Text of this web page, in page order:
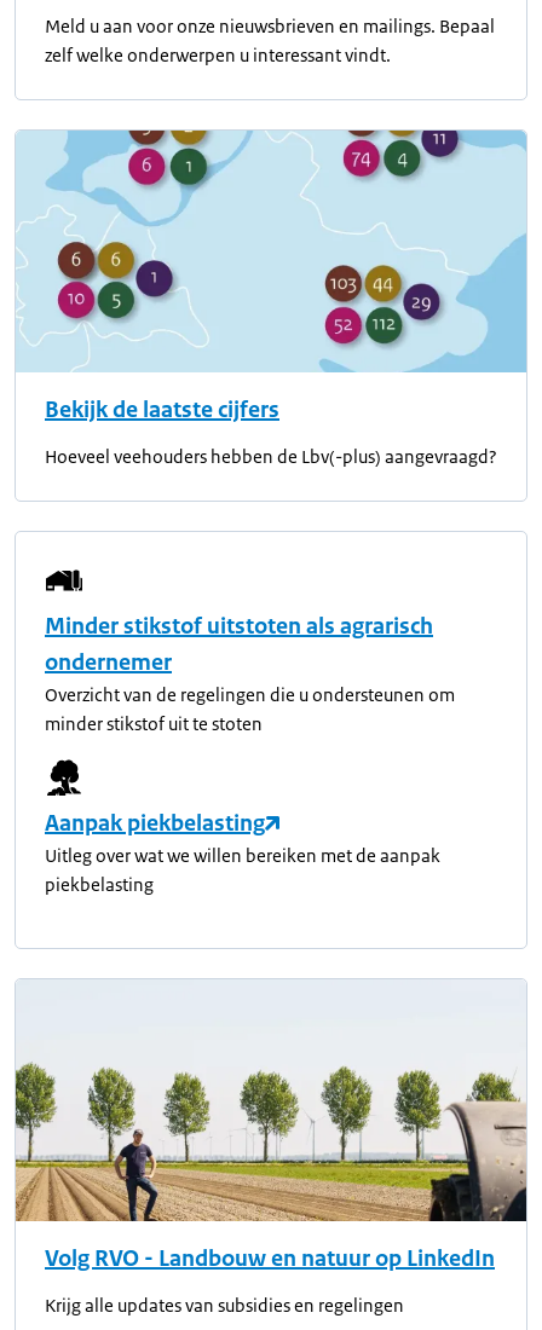
Meld u aan voor onze nieuwsbrieven en mailings. Bepaal
zelf welke onderwerpen u interessant vindt.
Bekijk de laatste cijfers
Hoeveel veehouders hebben de Lbv(-plus) aangevraagd?
Minder stikstof uitstoten als agrarisch
ondernemer
Overzicht van de regelingen die u ondersteunen om
minder stikstof uit te stoten
Aanpak piekbelasting
Uitleg over wat we willen bereiken met de aanpak
piekbelasting
Volg RVO - Landbouw en natuur op LinkedIn
Krijg alle updates van subsidies en regelingen